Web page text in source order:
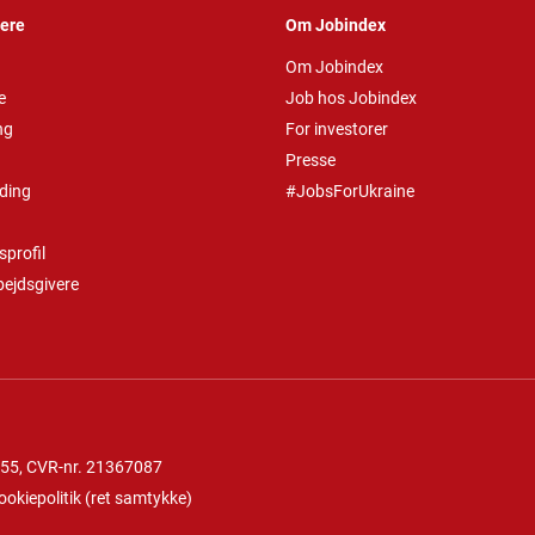
Om Jobindex
Om Jobindex
Job hos Jobindex
For investorer
Presse
#JobsForUkraine
, CVR-nr. 21367087
(ret samtykke)